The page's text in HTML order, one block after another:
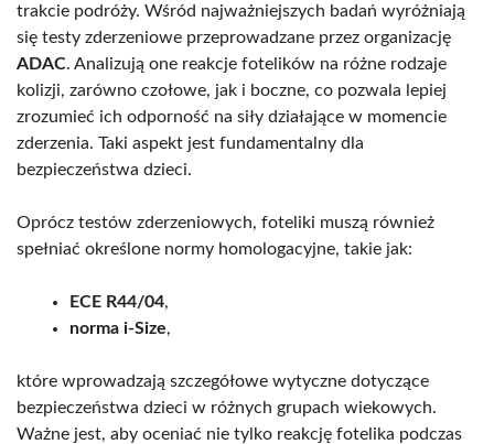
trakcie podróży. Wśród najważniejszych badań wyróżniają
się testy zderzeniowe przeprowadzane przez organizację
ADAC. Analizują one reakcje fotelików na różne rodzaje
kolizji, zarówno czołowe, jak i boczne, co pozwala lepiej
zrozumieć ich odporność na siły działające w momencie
zderzenia. Taki aspekt jest fundamentalny dla
bezpieczeństwa dzieci.
Oprócz testów zderzeniowych, foteliki muszą również
spełniać określone normy homologacyjne, takie jak:
ECE R44/04,
norma i-Size,
które wprowadzają szczegółowe wytyczne dotyczące
bezpieczeństwa dzieci w różnych grupach wiekowych.
Ważne jest, aby oceniać nie tylko reakcję fotelika podczas